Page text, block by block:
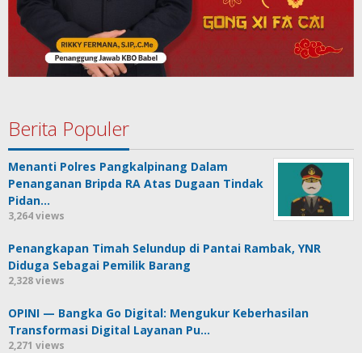
Berita Populer
Menanti Polres Pangkalpinang Dalam
Penanganan Bripda RA Atas Dugaan Tindak
Pidan…
3,264 views
Penangkapan Timah Selundup di Pantai Rambak, YNR
Diduga Sebagai Pemilik Barang
2,328 views
OPINI — Bangka Go Digital: Mengukur Keberhasilan
Transformasi Digital Layanan Pu…
2,271 views